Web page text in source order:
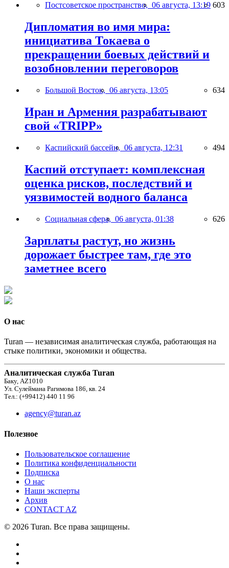
Постсоветское пространство, 06 августа, 13:19 603
Дипломатия во имя мира:
инициатива Токаева о
прекращении боевых действий и
возобновлении переговоров
Большой Восток, 06 августа, 13:05 634
Иран и Армения разрабатывают
свой «TRIPP»
Каспийский бассейн, 06 августа, 12:31 494
Каспий отступает: комплексная
оценка рисков, последствий и
уязвимостей водного баланса
Социальная сфера, 06 августа, 01:38 626
Зарплаты растут, но жизнь
дорожает быстрее там, где это
заметнее всего
О нас
Turan — независимая аналитическая служба, работающая на
стыке политики, экономики и общества.
Аналитическая служба Turan
Баку, AZ1010
Ул. Сулеймана Рагимова 186, кв. 24
Тел.: (+99412) 440 11 96
agency@turan.az
Полезное
Пользовательское соглашение
Политика конфиденциальности
Подписка
О нас
Наши эксперты
Архив
CONTACT AZ
© 2026 Turan. Все права защищены.